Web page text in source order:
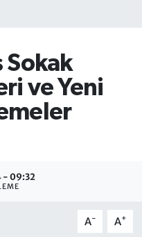
Sokak
ve Yeni
- 09:32
A- A+
ve Fikstür